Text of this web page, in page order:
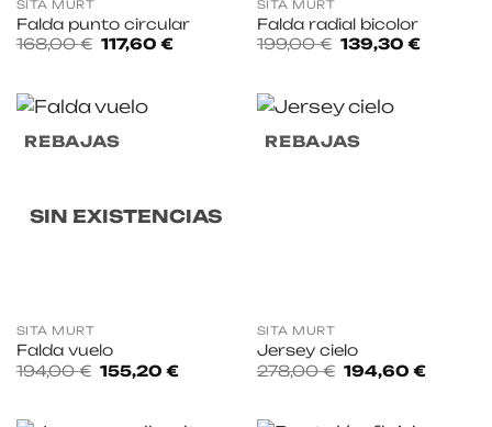
SITA MURT
Falda punto circular
168,00€ El
precio
168,00 €.
117,60 €El
SITA MURT
Falda radial bicolor
199,00€ El
precio
199,00 €.
139,30 €El
REBAJAS
SIN EXISTENCIAS
SITA MURT
Falda vuelo
194,00€ El
precio
155,20 €El
REBAJAS
SITA MURT
Jersey cielo
278,00€ El
precio
194,60 €El